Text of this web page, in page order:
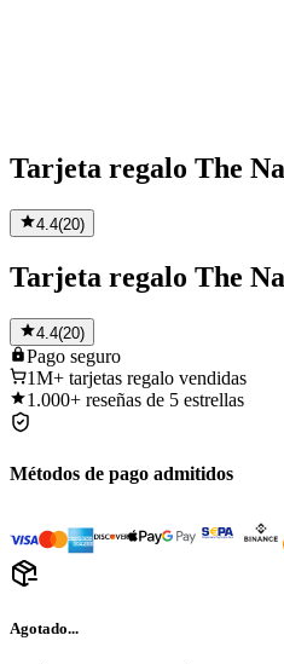
Tarjeta regalo The
4.4(20)
Tarjeta regalo The
4.4(20)
Pago seguro
1M+ tarjetas regalo vendidas
1.000+ reseñas de 5 estrellas
Métodos de pago admitidos
Agotado...